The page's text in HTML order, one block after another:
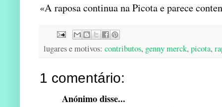
«A raposa continua na Picota e parece
lugares e motivos: contributos, genny merck, picota,
1 comentário:
Anónimo disse...